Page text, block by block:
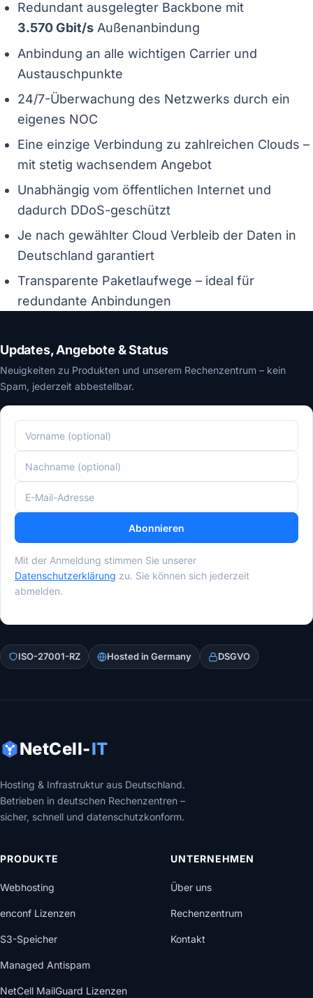
Redundant ausgelegter Backbone mit
3.570 Gbit/s Außenanbindung
Anbindung an alle wichtigen Carrier und
Austauschpunkte
24/7-Überwachung des Netzwerks durch ein
eigenes NOC
Eine einzige Verbindung zu zahlreichen Clouds –
mit stetig wachsendem Angebot
Unabhängig vom öffentlichen Internet und
dadurch DDoS-geschützt
Je nach gewählter Cloud Verbleib der Daten in
Deutschland garantiert
Transparente Paketlaufwege – ideal für
redundante Anbindungen
Updates, Angebote & Status
Neuigkeiten zu Produkten und unserem Rechenzentrum – kein
Spam, jederzeit abbestellbar.
Abonnieren
Mit der Anmeldung stimmen Sie unserer
Datenschutzerklärung zu. Sie können sich jederzeit
abmelden.
ISO-27001-RZ Hosted in Germany DSGVO
NetCell-IT
Hosting & Infrastruktur aus Deutschland.
Betrieben in deutschen Rechenzentren –
sicher, schnell und datenschutzkonform.
PRODUKTE
Webhosting
enconf Lizenzen
S3-Speicher
Managed Antispam
NetCell MailGuard Lizenzen
UNTERNEHMEN
Über uns
Rechenzentrum
Kontakt